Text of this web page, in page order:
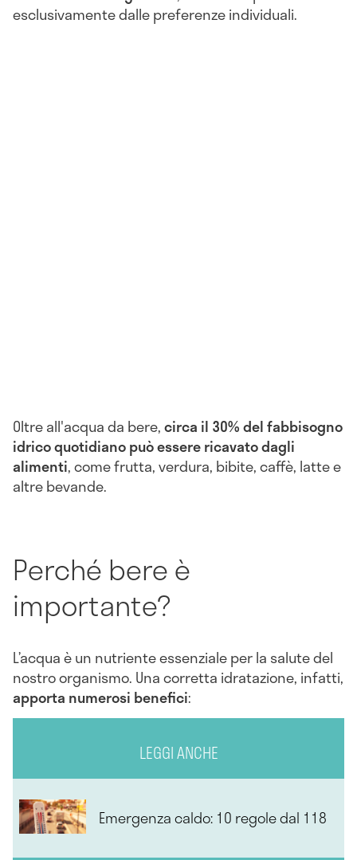
esclusivamente dalle preferenze individuali.
Oltre all'acqua da bere,circa il 30% del fabbisogno
idrico quotidiano può essere ricavato dagli
alimenti, come frutta, verdura, bibite, caffè, latte e
altre bevande.
Perché bere è
importante?
L’acqua è un nutriente essenziale per la salute del
nostro organismo. Una corretta idratazione, infatti,
apporta numerosi benefici:
LEGGI ANCHE
Emergenza caldo: 10 regole dal 118